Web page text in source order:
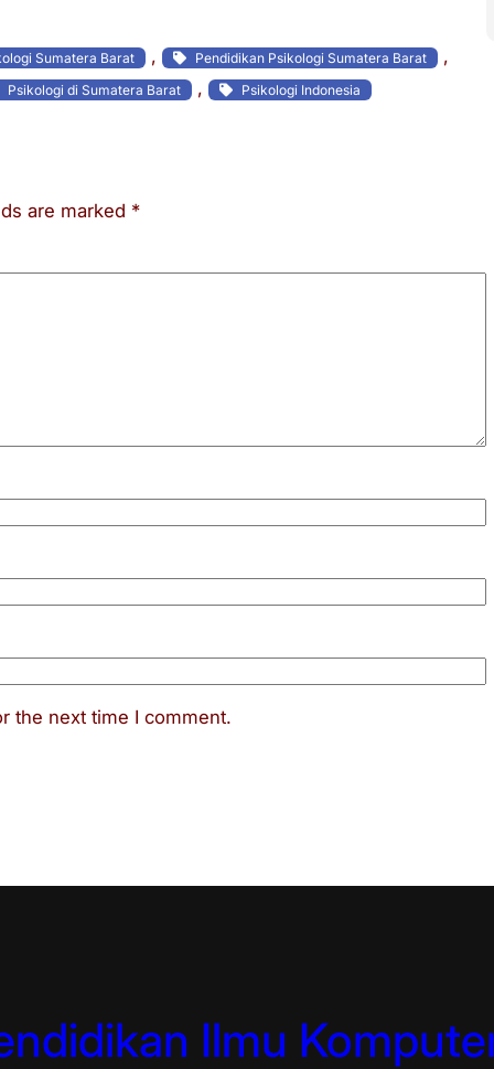
Sumatera Barat , Pendidikan Psikologi Sumatera Barat ,
Psikologi di Sumatera Barat , Psikologi Indonesia
are marked *
the next time I comment.
Ilmu